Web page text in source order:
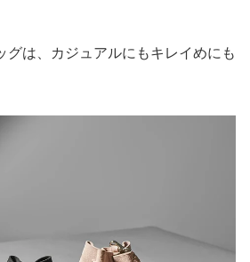
グは、カジュアルにもキレイめにも